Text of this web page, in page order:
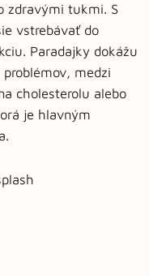
zdravými tukmi. S
vstrebávať do
Paradajky dokážu
medzi
cholesterolu alebo
je hlavným